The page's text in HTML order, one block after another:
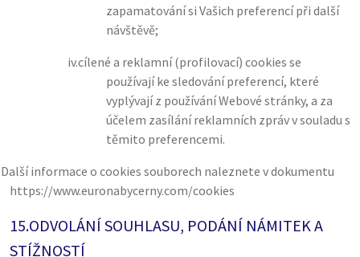
zapamatování si Vašich preferencí při další
návštěvě;
iv.cílené a reklamní (profilovací) cookies se
používají ke sledování preferencí, které
vyplývají z používání Webové stránky, a za
účelem zasílání reklamních zpráv v souladu s
těmito preferencemi.
Další informace o cookies souborech naleznete v dokumentu
https://www.euronabycerny.com/cookies
15.ODVOLÁNÍ SOUHLASU, PODÁNÍ NÁMITEK A
STÍŽNOSTÍ